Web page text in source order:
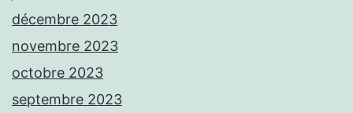
décembre 2023
novembre 2023
octobre 2023
septembre 2023